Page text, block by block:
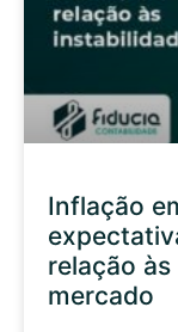
Inflação
relação
mercado